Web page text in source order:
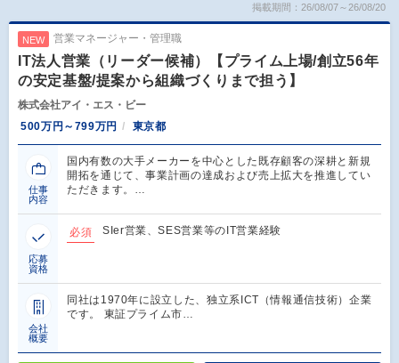
掲載期間：26/08/07～26/08/20
NEW 営業マネージャー・管理職
IT法人営業（リーダー候補）【プライム上場/創立56年
の安定基盤/提案から組織づくりまで担う】
株式会社アイ・エス・ビー
500万円～799万円
東京都
仕事
内容
国内有数の大手メーカーを中心とした既存顧客の深耕と新規
開拓を通じて、事業計画の達成および売上拡大を推進してい
ただきます。…
応募
資格
必須 SIer営業、SES営業等のIT営業経験
会社
概要
同社は1970年に設立した、独立系ICT（情報通信技術）企業
です。 東証プライム市…